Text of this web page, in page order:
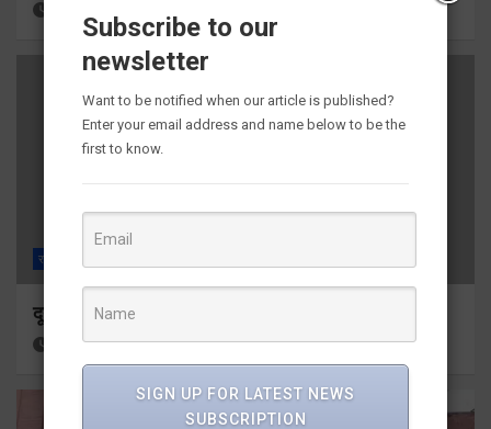
राज्य
दून मेडिकल कॉलेज इमरजेंसी में दो गुटों में मारपीट
11 hours ago Viri Gairola
Subscribe to our
newsletter
Want to be notified when our article is published?
Enter your email address and name below to be the
first to know.
SIGN UP FOR LATEST NEWS
SUBSCRIPTION